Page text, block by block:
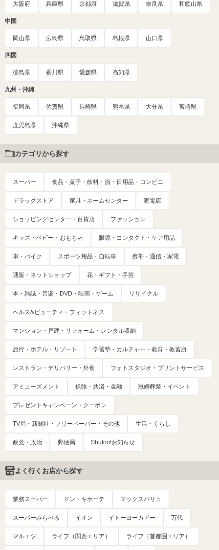
大阪府 兵庫県 京都府 滋賀県 奈良県 和歌山県
中国
岡山県 広島県 鳥取県 島根県 山口県
四国
徳島県 香川県 愛媛県 高知県
九州・沖縄
福岡県 佐賀県 長崎県 熊本県 大分県 宮崎県
鹿児島県 沖縄県
カテゴリから探す
スーパー 食品・菓子・飲料・酒・日用品・コンビニ
ドラッグストア 家具・ホームセンター 家電店
ショッピングセンター・百貨店 ファッション
キッズ・ベビー・おもちゃ 眼鏡・コンタクト・ケア用品
車・バイク スポーツ用品・自転車 携帯・通信・家電
通販・ネットショップ 花・ギフト・手芸
本・雑誌・音楽・DVD・映画・ゲーム リサイクル
ヘルス&ビューティ・フィットネス
マンション・戸建・リフォーム・レンタル収納
旅行・ホテル・リゾート 学習塾・カルチャー・教育・教習所
レストラン・デリバリー・外食 フォトスタジオ・プリントサービス
アミューズメント 保険・共済・金融 冠婚葬祭・イベント
プレゼントキャンペーン・クーポン
TV局・新聞社・フリーペーパー・その他 生活・くらし
政党・政治 郵便局 Shufoo!お知らせ
よく行くお店から探す
業務スーパー ドン・キホーテ マックスバリュ
スーパーみらべる イオン イトーヨーカドー 万代
マルエツ ライフ（関西エリア） ライフ（首都圏エリア）